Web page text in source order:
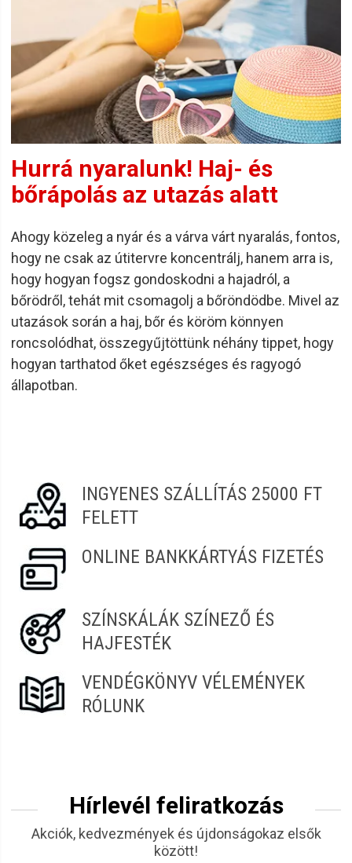
Hurrá nyaralunk! Haj- és
bőrápolás az utazás alatt
Ahogy közeleg a nyár és a várva várt nyaralás, fontos,
hogy ne csak az útitervre koncentrálj, hanem arra is,
hogy hogyan fogsz gondoskodni a hajadról, a
bőrödről, tehát mit csomagolj a bőröndödbe. Mivel az
utazások során a haj, bőr és köröm könnyen
roncsolódhat, összegyűjtöttünk néhány tippet, hogy
hogyan tarthatod őket egészséges és ragyogó
állapotban.
INGYENES SZÁLLÍTÁS 25000 FT
FELETT
ONLINE BANKKÁRTYÁS FIZETÉS
SZÍNSKÁLÁK SZÍNEZŐ ÉS
HAJFESTÉK
VENDÉGKÖNYV VÉLEMÉNYEK
RÓLUNK
Hírlevél feliratkozás
Akciók, kedvezmények és újdonságokaz elsők
között!